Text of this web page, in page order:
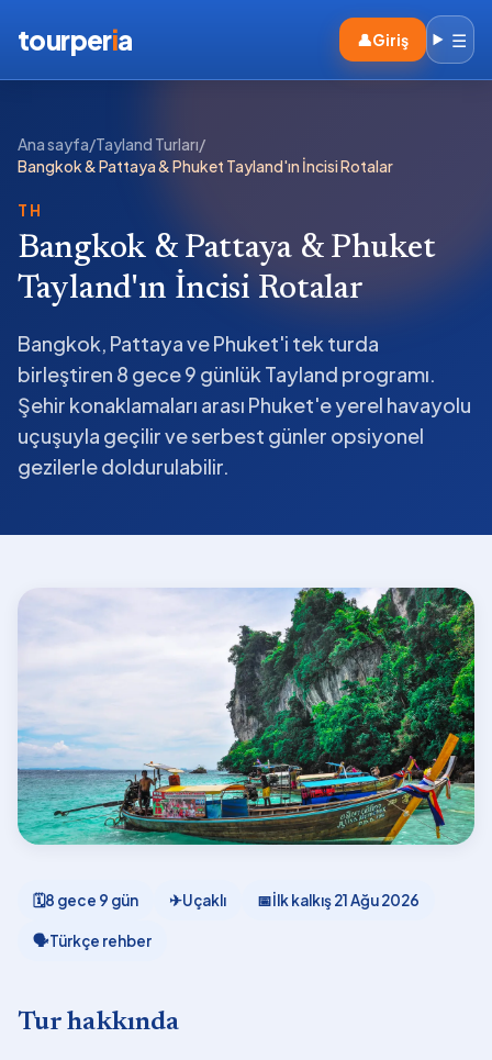
tourperia 👤Giriş ☰
Ana sayfa/Tayland Turları/
Bangkok & Pattaya & Phuket Tayland'ın İncisi Rotalar
TH
Bangkok & Pattaya & Phuket
Tayland'ın İncisi Rotalar
Bangkok, Pattaya ve Phuket'i tek turda
birleştiren 8 gece 9 günlük Tayland programı.
Şehir konaklamaları arası Phuket'e yerel havayolu
uçuşuyla geçilir ve serbest günler opsiyonel
gezilerle doldurulabilir.
🗓8 gece 9 gün ✈Uçaklı 📅İlk kalkış21 Ağu 2026
🗣Türkçe rehber
Tur hakkında